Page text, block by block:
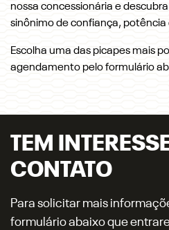
nossa concessionária e
sinônimo de confiança, potência
Escolha uma das picapes mais
agendamento pelo formulário
TEM
CONTATO
Para solicitar mais
formulário abaixo que